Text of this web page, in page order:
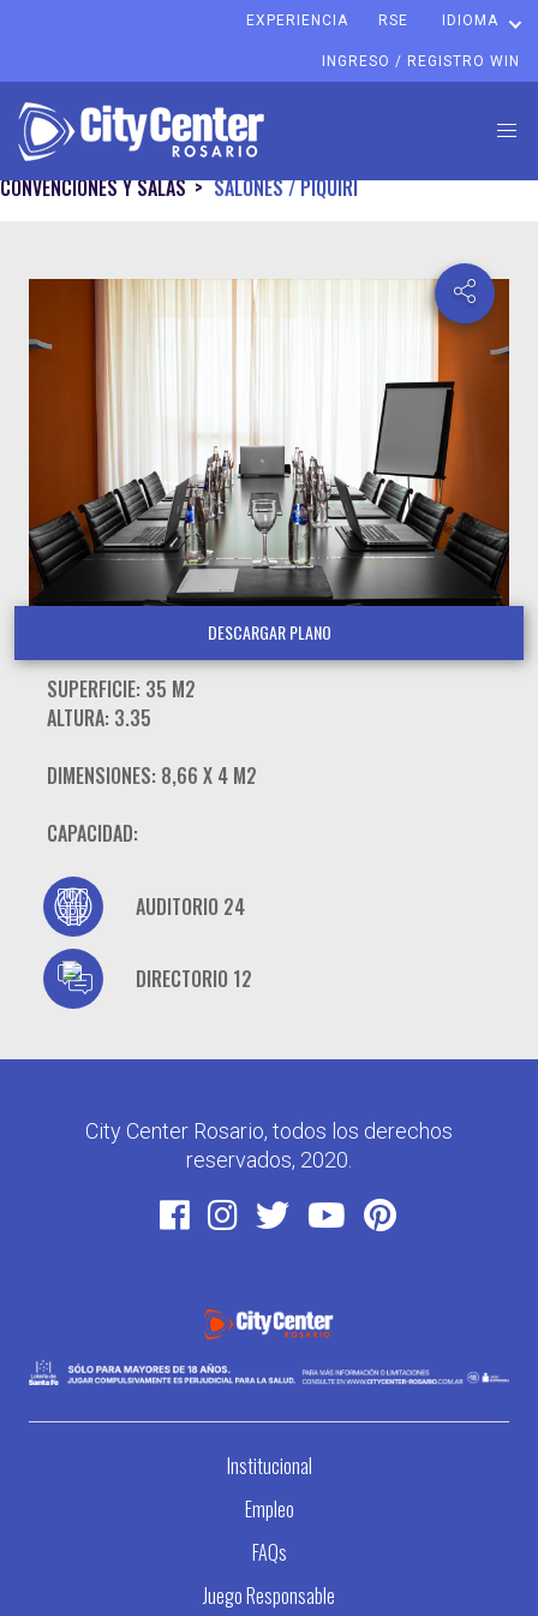
EXPERIENCIA RSE IDIOMA
INGRESO / REGISTRO WIN
CONVENCIONES Y SALAS SALONES / PIQUIRÍ
DESCARGAR PLANO
SUPERFICIE: 35 M2
ALTURA: 3.35
DIMENSIONES: 8,66 X 4 M2
CAPACIDAD:
AUDITORIO 24
DIRECTORIO 12
City Center Rosario, todos los derechos
reservados, 2020.
Institucional
Empleo
FAQs
Juego Responsable